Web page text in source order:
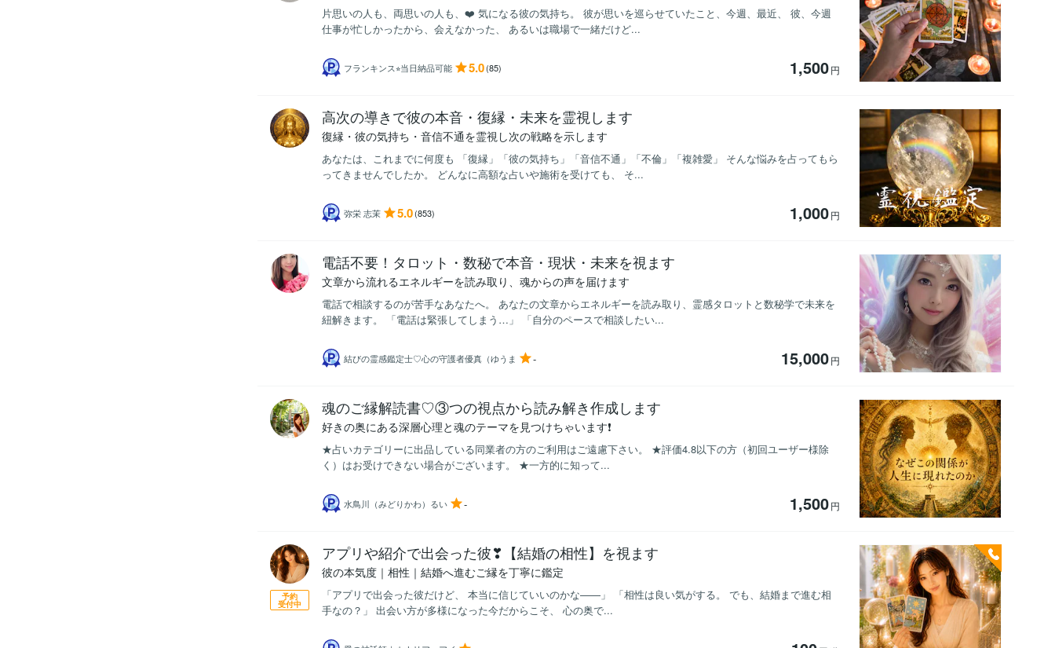
片思いの人も、両思いの人も、❤️ 気になる彼の気持ち。 彼が思いを巡らせていたこと、今週、最近、 彼、今週
仕事が忙しかったから、会えなかった、 あるいは職場で一緒だけど...
フランキンス⭐︎当日納品可能 5.0(85) 1,500円
高次の導きで彼の本音・復縁・未来を霊視します
復縁・彼の気持ち・音信不通を霊視し次の戦略を示します
あなたは、これまでに何度も 「復縁」「彼の気持ち」「音信不通」「不倫」「複雑愛」 そんな悩みを占ってもら
ってきませんでしたか。 どんなに高額な占いや施術を受けても、 そ...
弥栄 志茉 5.0(853) 1,000円
電話不要！タロット・数秘で本音・現状・未来を視ます
文章から流れるエネルギーを読み取り、魂からの声を届けます
電話で相談するのが苦手なあなたへ。 あなたの文章からエネルギーを読み取り、霊感タロットと数秘学で未来を
紐解きます。 「電話は緊張してしまう…」 「自分のペースで相談したい...
結びの霊感鑑定士♡心の守護者優真（ゆうま - 15,000円
魂のご縁解読書♡③つの視点から読み解き作成します
好きの奥にある深層心理と魂のテーマを見つけちゃいます❗️
★占いカテゴリーに出品している同業者の方のご利用はご遠慮下さい。 ★評価4.8以下の方（初回ユーザー様除
く）はお受けできない場合がございます。 ★一方的に知って...
水鳥川（みどりかわ）るい - 1,500円
予約
受付中
アプリや紹介で出会った彼❣【結婚の相性】を視ます
彼の本気度｜相性｜結婚へ進むご縁を丁寧に鑑定
「アプリで出会った彼だけど、 本当に信じていいのかな——」 「相性は良い気がする。 でも、結婚まで進む相
手なの？」 出会い方が多様になった今だからこそ、 心の奥で...